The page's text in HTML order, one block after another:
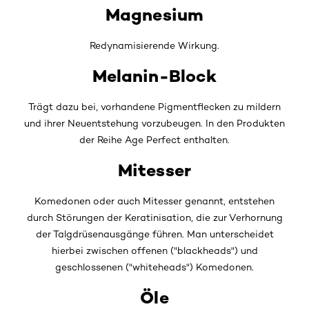
Magnesium
Redynamisierende Wirkung.
Melanin-Block
Trägt dazu bei, vorhandene Pigmentflecken zu mildern
und ihrer Neuentstehung vorzubeugen. In den Produkten
der Reihe Age Perfect enthalten.
Mitesser
Komedonen oder auch Mitesser genannt, entstehen
durch Störungen der Keratinisation, die zur Verhornung
der Talgdrüsenausgänge führen. Man unterscheidet
hierbei zwischen offenen ("blackheads") und
geschlossenen ("whiteheads") Komedonen.
Öle